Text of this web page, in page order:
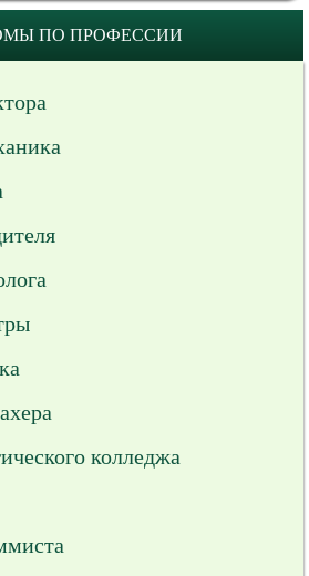
ПО ПРОФЕССИИ
колледжа